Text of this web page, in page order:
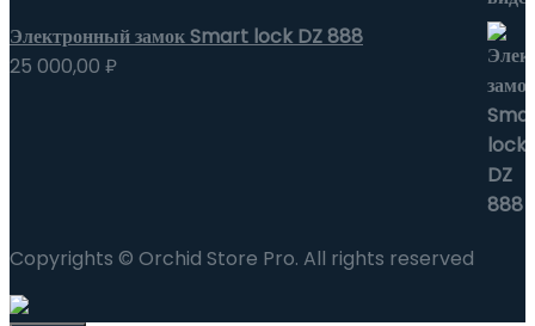
Электронный замок Smart lock DZ 888
25 000,00 ₽
Copyrights © Orchid Store Pro. All rights reserved